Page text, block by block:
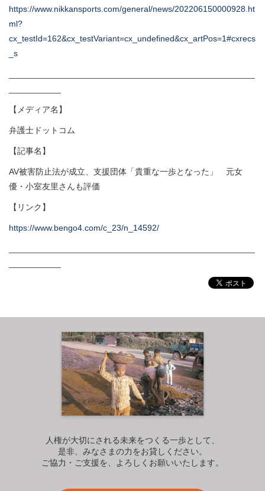
https://www.nikkansports.com/general/news/202206150000928.ht
ml?
cx_testId=162&cx_testVariant=cx_undefined&cx_artPos=1#cxrecs
_s
【メディア名】
弁護士ドットコム
【記事名】
AV被害防止法が成立、支援団体「貴重な一歩となった」 元女
優・小室友里さんも評価
【リンク】
https://www.bengo4.com/c_23/n_14592/
人権が大切にされる未来をつくる一歩として、
是非、みなさまの力をお貸しください。
ご協力・ご支援を、よろしくお願いいたします。